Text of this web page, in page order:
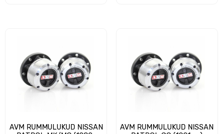
AVM RUMMULUKUD NISSAN
AVM RUMMULUKUD NISSAN